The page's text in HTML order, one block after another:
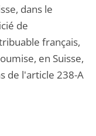
dans le
de
français,
en Suisse,
de l'article 238-A